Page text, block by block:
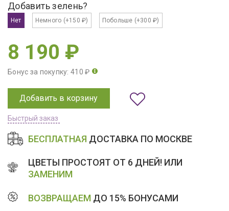
Добавить зелень?
Нет Немного (+150 ₽) Побольше (+300 ₽)
8 190 ₽
Бонус за покупку: 410 ₽
Добавить в корзину
Быстрый заказ
БЕСПЛАТНАЯ ДОСТАВКА ПО МОСКВЕ
ЦВЕТЫ ПРОСТОЯТ ОТ 6 ДНЕЙ! ИЛИ
ЗАМЕНИМ
ВОЗВРАЩАЕМ ДО 15% БОНУСАМИ